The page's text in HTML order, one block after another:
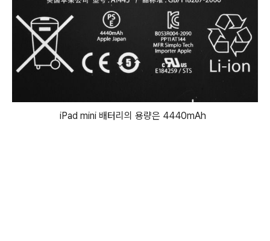
iPad mini 배터리의 용량은 4440mAh